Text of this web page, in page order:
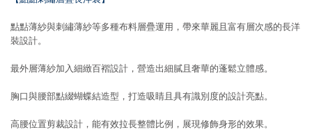
點點薄紗與刺繡薄紗等多種布料層疊運用，帶來華麗且富有層次感的長洋
裝設計。
最外層薄紗加入細緻百褶設計，營造出細膩且奢華的蓬鬆立體感。
胸口與腰部點綴蝴蝶結造型，打造吸睛且具有識別度的設計亮點。
高腰位置剪裁設計，能有效拉長整體比例，展現修飾身形的效果。